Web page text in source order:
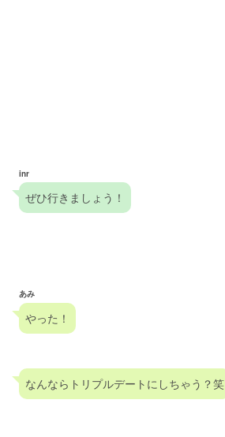
inr
ぜひ行きましょう！
あみ
やった！
なんならトリプルデートにしちゃう？笑